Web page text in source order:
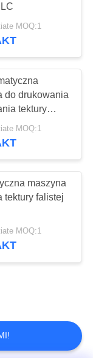
478
MOQ:1
do drukowania
tektury
MOQ:1
maszyna
tektury falistej
MOQ:1